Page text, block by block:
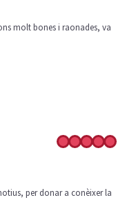
molt bones i raonades, va
per donar a conèixer la